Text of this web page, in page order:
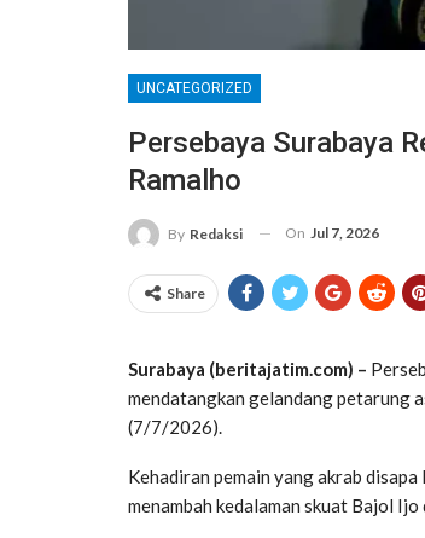
UNCATEGORIZED
Persebaya Surabaya
Ramalho
By Redaksi On Jul 7, 2026
Share
Surabaya (beritajatim.com) –
mendatangkan gelandang petarung
(7/7/2026).
Kehadiran pemain yang akrab
menambah kedalaman skuat Bajol